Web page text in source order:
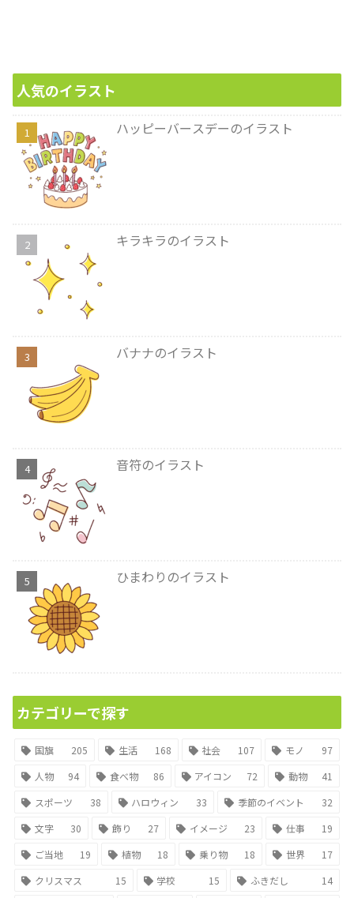
人気のイラスト
ハッピーバースデーのイラスト
キラキラのイラスト
バナナのイラスト
音符のイラスト
ひまわりのイラスト
カテゴリーで探す
国旗 205 生活 168 社会 107 モノ
97
人物
94 食べ物 86 アイコン 72 動物
41
スポーツ
38 ハロウィン 33 季節のイベント
32
文字
30 飾り 27 イメージ 23 仕事
19
ご当地
19 植物 18 乗り物 18 世界
17
クリスマス
15 学校 15 ふきだし
14